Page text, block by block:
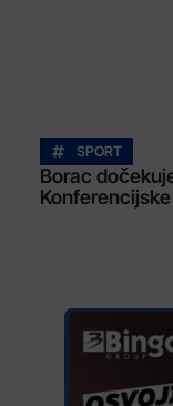
SPORT
Borac